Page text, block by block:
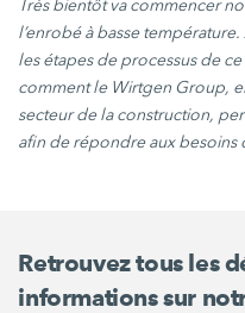
Très bientôt va commencer
l’enrobé à basse
les étapes de processus de
comment le Wirtgen Group,
secteur de la construction,
afin de répondre aux besoins
Retrouvez tous les
informations sur